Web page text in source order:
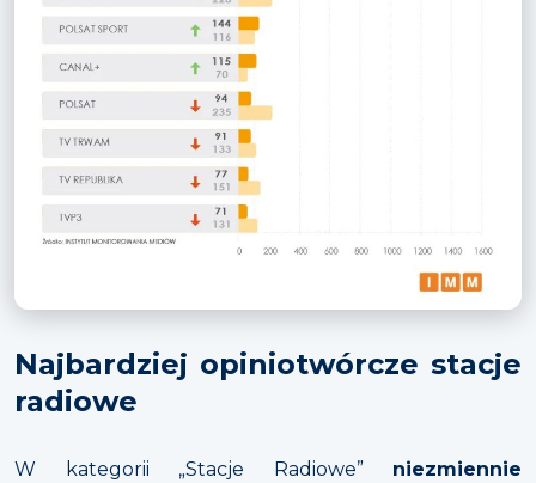
Najbardziej opiniotwórcze stacje
radiowe
W kategorii „Stacje Radiowe” niezmiennie